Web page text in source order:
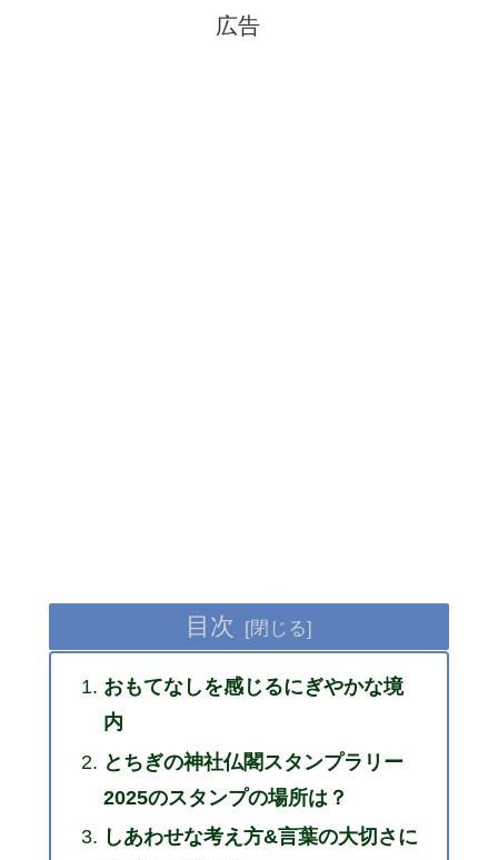
広告
目次
おもてなしを感じるにぎやかな境
内
とちぎの神社仏閣スタンプラリー
2025のスタンプの場所は？
しあわせな考え方&言葉の大切さに